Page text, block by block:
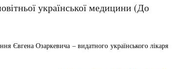
української медицини (До
Євгена Озаркевича – видатного українського лікаря